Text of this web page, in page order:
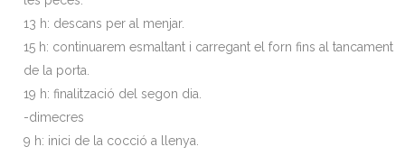
13 h: descans per al menjar.
15 h: continuarem esmaltant i carregant el forn fins al tancament
de la porta.
19 h: finalització del segon dia.
-dimecres
9 h: inici de la cocció a llenya.